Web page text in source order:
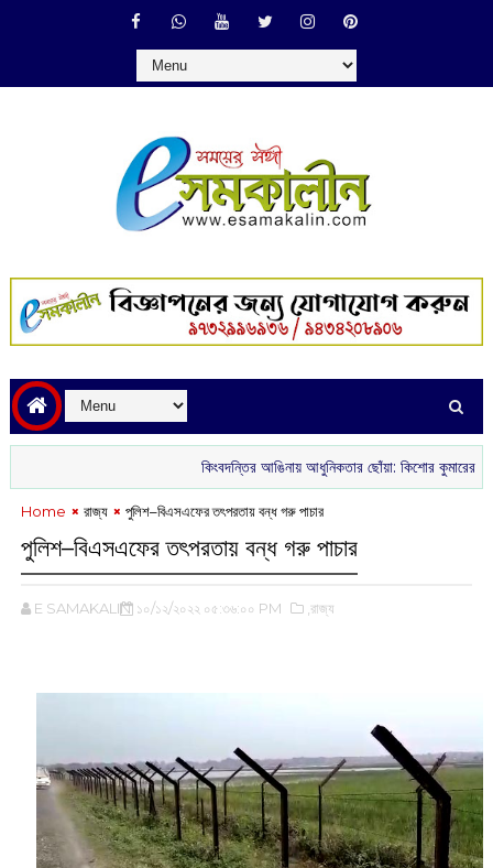
কিংবদন্তির আঙিনায় আধুনিকতার ছোঁয়া: কিশোর কুমারের ‘গৌরী কুঞ্জ’
Home রাজ্য পুলিশ–বিএসএফের তৎপরতায় বন্ধ গরু পাচার
পুলিশ–বিএসএফের তৎপরতায় বন্ধ গরু পাচার
E SAMAKALIN ১০/১২/২০২২ ০৫:৩৬:০০ PM ,রাজ্য